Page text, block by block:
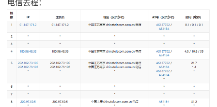
电信去程：